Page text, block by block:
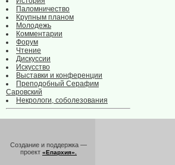
Паломничество
Крупным планом
Молодежь
Комментарии
Форум
Чтение
Дискуссии
Искусство
Выставки и конференции
Преподобный Серафим
Саровский
Некрологи, соболезования
Создание и поддержка —
проект «Епархия».